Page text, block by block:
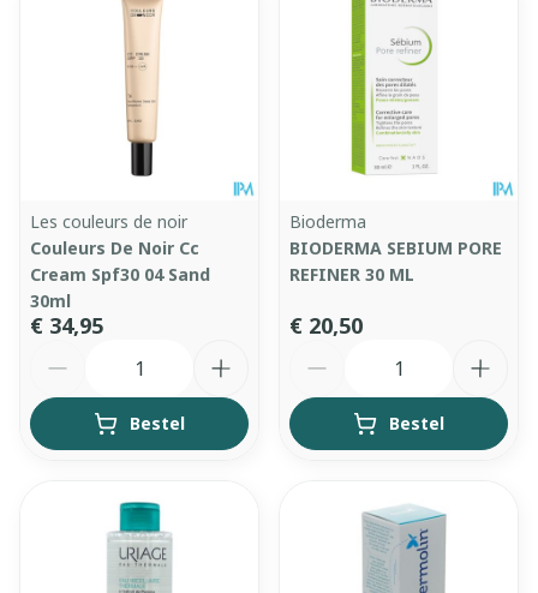
Les couleurs de noir
Couleurs De Noir Cc
Cream Spf30 04 Sand
30ml
€ 34,95
Bestel
Bioderma
BIODERMA SEBIUM PORE
REFINER 30 ML
€ 20,50
Bestel